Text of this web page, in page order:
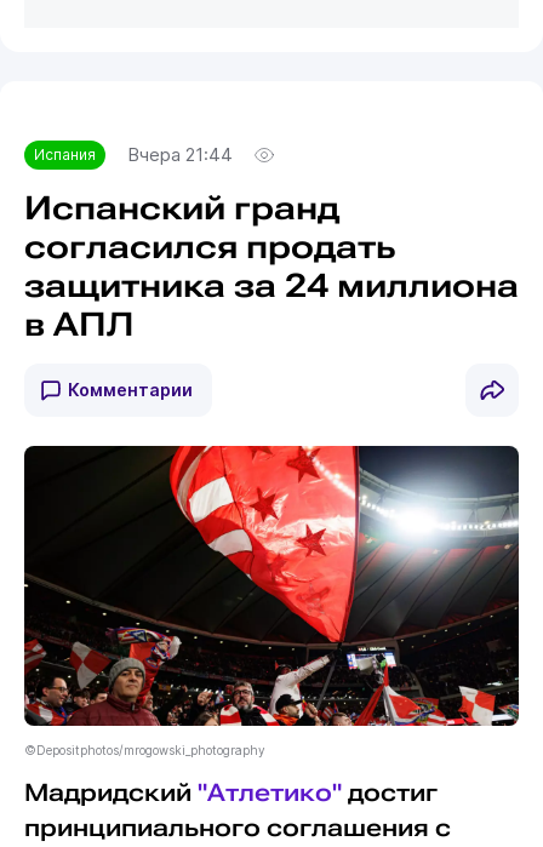
Испания Вчера 21:44
Испанский гранд
согласился продать
защитника за 24 миллиона
в АПЛ
Комментарии
©Depositphotos/mrogowski_photography
Мадридский "Атлетико"достиг
принципиального соглашения с